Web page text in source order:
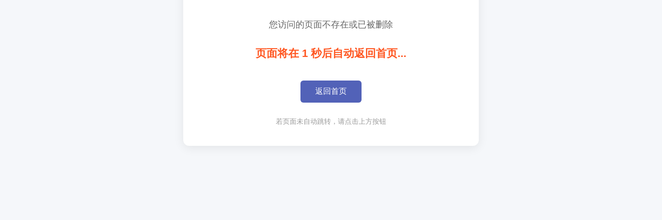
您访问的页面不存在或已被删除
页面将在 1 秒后自动返回首页...
返回首页
若页面未自动跳转，请点击上方按钮